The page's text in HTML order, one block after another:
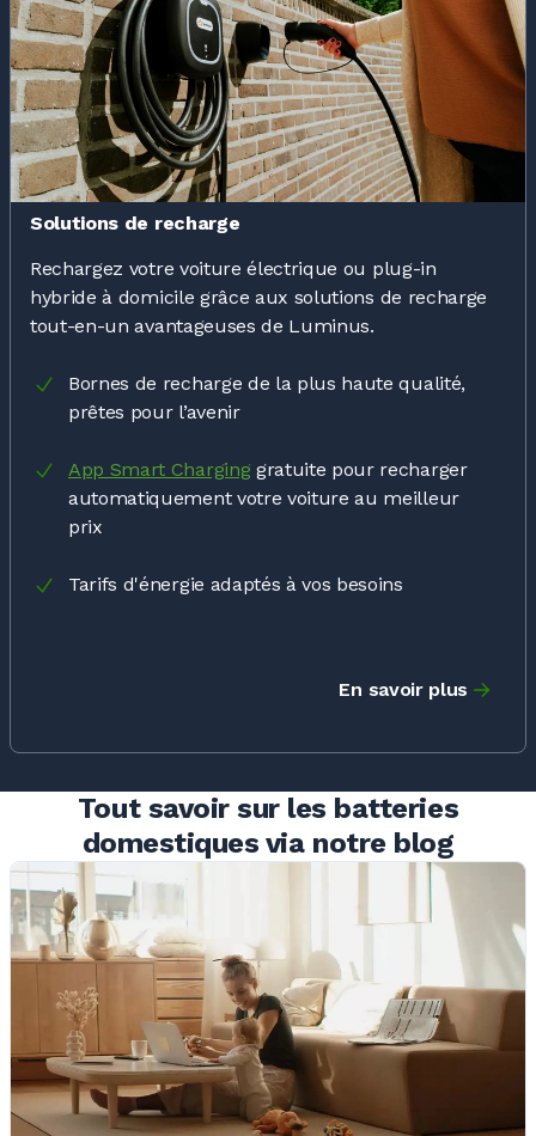
Solutions de recharge
Rechargez votre voiture électrique ou plug-in
hybride à domicile grâce aux solutions de recharge
tout-en-un avantageuses de Luminus.
Bornes de recharge de la plus haute qualité,
prêtes pour l’avenir
App Smart Charginggratuite pour recharger
automatiquement votre voiture au meilleur
prix
Tarifs d'énergie adaptés à vos besoins
En savoir plus
Tout savoir sur les batteries
domestiques via notre blog